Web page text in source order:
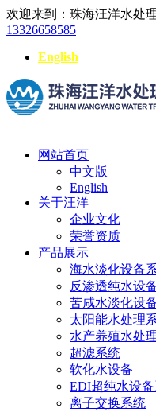
欢迎来到：珠海汪洋水处
13326658585
English
网站首页
中文版
English
关于汪洋
企业文化
荣誉资质
产品展示
海水淡化设备
反渗透纯水设
苦咸水淡化设
太阳能水处理
水产养殖水处
超滤系统
软化水设备
EDI超纯水设
离子交换系统